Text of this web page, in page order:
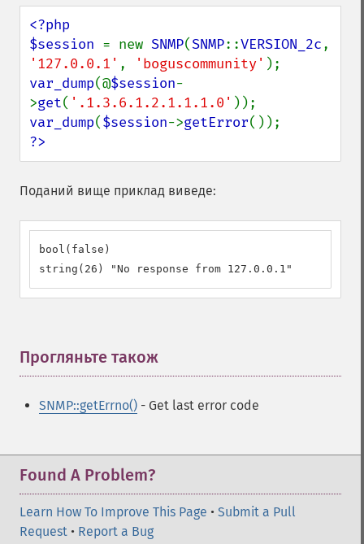
<?php
$session = new SNMP(SNMP::VERSION_2c
'127.0.0.1' , 'boguscommunity'
var_dump(@$session-
>get( '.1.3.6.1.2.1.1.1.0'
var_dump($session->getError
?>
Поданий вище приклад виведе:
bool(false)
string(26) "No response from 127.0.0.1"
Прогляньте також
SNMP::getErrno() - Get last error code
Found A Problem?
Learn How To Improve This Page • Submit a Pull
Request • Report a Bug